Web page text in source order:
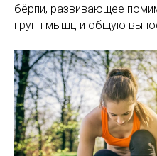
бёрпи, развивающее
групп мышц и общую